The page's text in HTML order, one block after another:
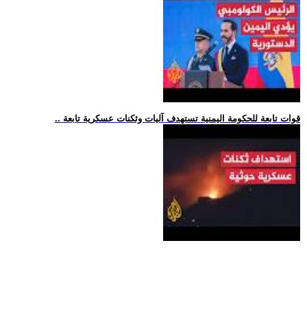
.. قوات تابعة للحكومة اليمنية تستهدف آليات وثكنات عسكرية تابعة